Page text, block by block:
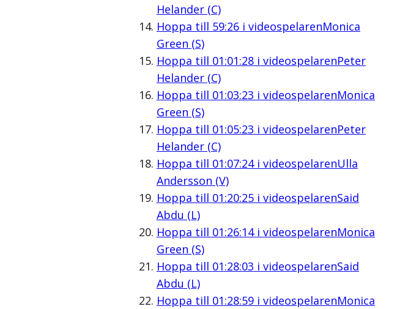
Helander (C)
Hoppa till 59:26i videospelarenMonica
Green (S)
Hoppa till 01:01:28i videospelarenPeter
Helander (C)
Hoppa till 01:03:23 i videospelarenMonica
Green (S)
Hoppa till 01:05:23 i videospelarenPeter
Helander (C)
Hoppa till 01:07:24i videospelarenUlla
Andersson (V)
Hoppa till 01:20:25i videospelarenSaid
Abdu (L)
Hoppa till 01:26:14i videospelarenMonica
Green (S)
Hoppa till 01:28:03 i videospelarenSaid
Abdu (L)
Hoppa till 01:28:59i videospelarenMonica